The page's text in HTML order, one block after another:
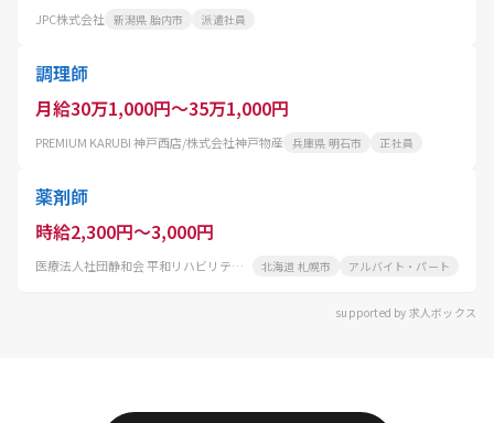
JPC株式会社 新潟県 胎内市 派遣社員
調理師
月給30万1,000円～35万1,000円
PREMIUM KARUBI 神戸西店/株式会社神戸物産 兵庫県 明石市 正社員
薬剤師
時給2,300円～3,000円
医療法人社団静和会 平和リハビリテーション病院 北海道 札幌市 アルバイト・パート
supported by 求人ボックス